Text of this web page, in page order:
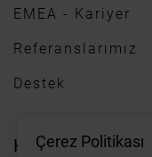
EMEA - Kariyer
Referanslarımız
Destek
Kurumsal
Çerez Politikası